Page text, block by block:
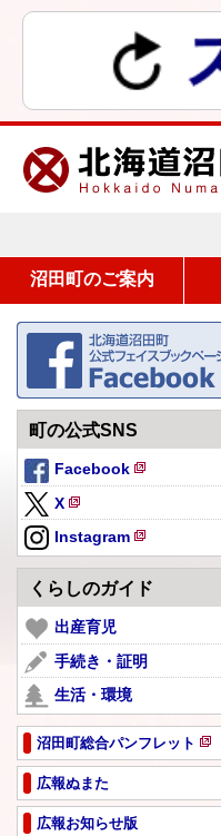
沼田町のご案内
町の公式SNS
Facebook
新
ペ
ー
ジ
で
き
ま
X
新
規
ペ
ー
ジ
で
開
き
ま
す
Instagram
新
規
ペ
ジ
で
き
ま
す
くらしのガイド
出産育児
手続き・証明
生活・環境
沼田町総合パンフレット
新
ペ
広報ぬまた
広報お知らせ版